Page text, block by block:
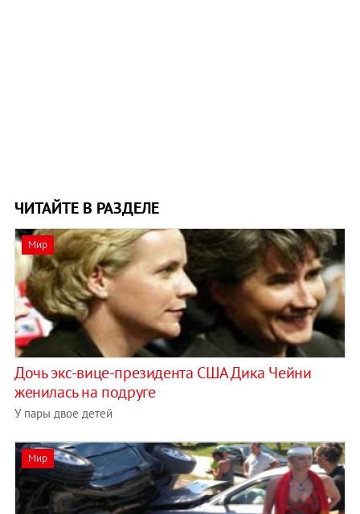
ЧИТАЙТЕ В РАЗДЕЛЕ
Мир
Дочь экс-вице-президента США Дика Чейни
женилась на подруге
У пары двое детей
Мир